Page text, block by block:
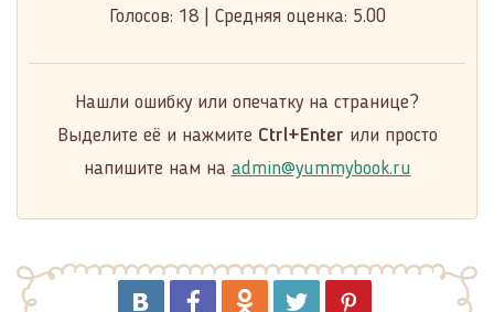
Голосов: 18| Средняя оценка: 5.00
Нашли ошибку или опечатку на странице?
Выделите её и нажмите Ctrl+Enter или просто
напишите нам на admin@yummybook.ru